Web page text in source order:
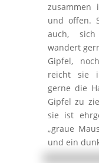
zusammen
und offen.
auch,
wandert
Gipfel,
reicht sie
gerne die
Gipfel zu
sie ist
„graue
und ein